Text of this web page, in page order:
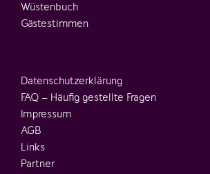
Wüstenbuch
Gästestimmen
Datenschutzerklärung
FAQ – Häufig gestellte Fragen
Impressum
AGB
Links
Partner